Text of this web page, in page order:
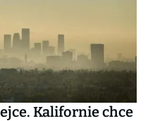
Kalifornie chce